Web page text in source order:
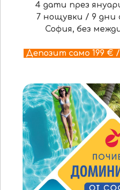
4 дати през
7 нощувки / 9 дни
София, без
Депозит само 199 € /